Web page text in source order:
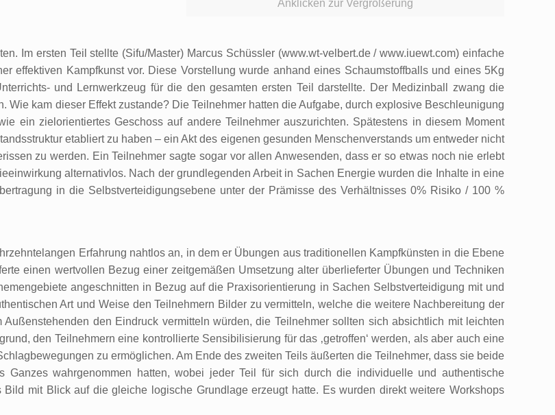
Anklicken zur Vergrößerung
Im ersten Teil stellte (Sifu/Master) Marcus Schüssler (www.wt-velbert.de / www.iuewt.com) einfache
effektiven Kampfkunst vor. Diese Vorstellung wurde anhand eines Schaumstoffballs und eines 5Kg
und Lernwerkzeug für die den gesamten ersten Teil darstellte. Der Medizinball zwang die
Wie kam dieser Effekt zustande? Die Teilnehmer hatten die Aufgabe, durch explosive Beschleunigung
ein zielorientiertes Geschoss auf andere Teilnehmer auszurichten. Spätestens in diesem Moment
etabliert zu haben – ein Akt des eigenen gesunden Menschenverstands um entweder nicht
zu werden. Ein Teilnehmer sagte sogar vor allen Anwesenden, dass er so etwas noch nie erlebt
alternativlos. Nach der grundlegenden Arbeit in Sachen Energie wurden die Inhalte in eine
in die Selbstverteidigungsebene unter der Prämisse des Verhältnisses 0% Risiko / 100 %
Erfahrung nahtlos an, in dem er Übungen aus traditionellen Kampfkünsten in die Ebene
einen wertvollen Bezug einer zeitgemäßen Umsetzung alter überlieferter Übungen und Techniken
angeschnitten in Bezug auf die Praxisorientierung in Sachen Selbstverteidigung mit und
Art und Weise den Teilnehmern Bilder zu vermitteln, welche die weitere Nachbereitung der
den Eindruck vermitteln würden, die Teilnehmer sollten sich absichtlich mit leichten
den Teilnehmern eine kontrollierte Sensibilisierung für das ‚getroffen‘ werden, als aber auch eine
zu ermöglichen. Am Ende des zweiten Teils äußerten die Teilnehmer, dass sie beide
wahrgenommen hatten, wobei jeder Teil für sich durch die individuelle und authentische
mit Blick auf die gleiche logische Grundlage erzeugt hatte. Es wurden direkt weitere Workshops